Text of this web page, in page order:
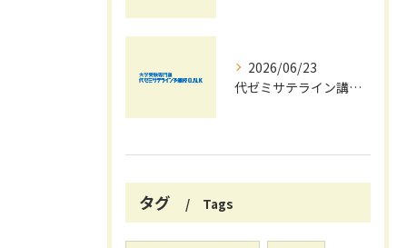
2026/06/23
代ゼミサテライン講座を活用した夏期講習会で共通テストの最新傾向と対策を徹底攻略する方法
タグ Tags